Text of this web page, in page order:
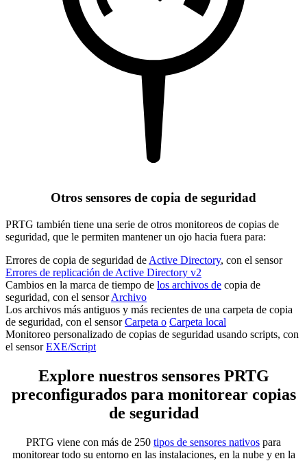
Otros sensores de copia de seguridad
PRTG también tiene una serie de otros monitoreos de copias de
seguridad, que le permiten mantener un ojo hacia fuera para:
Errores de copia de seguridad de Active Directory, con el sensor
Errores de replicación de Active Directory v2
Cambios en la marca de tiempo de los archivos de copia de
seguridad, con el sensorArchivo
Los archivos más antiguos y más recientes de una carpeta de copia
de seguridad, con el sensorCarpeta o Carpeta local
Monitoreo personalizado de copias de seguridad usando scripts, con
el sensorEXE/Script
Explore nuestros sensores PRTG
preconfigurados para monitorear copias
de seguridad
PRTG viene con más de 250 tipos de sensores nativos para
monitorear todo su entorno en las instalaciones, en la nube y en la